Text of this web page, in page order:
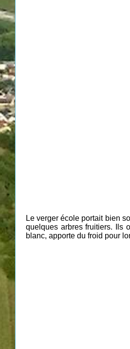
Le verger école portait bien
quelques arbres fruitiers. Ils
blanc, apporte du froid pour